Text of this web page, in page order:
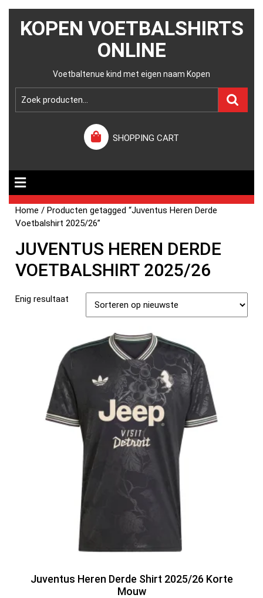
KOPEN VOETBALSHIRTS
ONLINE
Voetbaltenue kind met eigen naam Kopen
SHOPPING CART
Home / Producten getagged “Juventus Heren Derde
Voetbalshirt 2025/26”
JUVENTUS HEREN DERDE
VOETBALSHIRT 2025/26
Enig resultaat
Juventus Heren Derde Shirt 2025/26 Korte
Mouw